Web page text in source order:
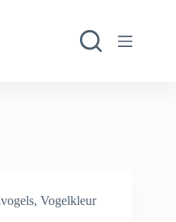
, Vogelkleur